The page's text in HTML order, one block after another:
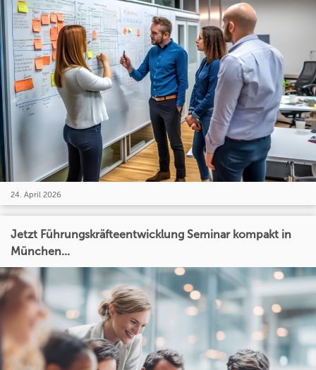
24. April 2026
Jetzt Führungskräfteentwicklung Seminar kompakt in
München...